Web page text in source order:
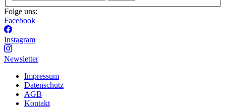
Folge uns:
Facebook
Instagram
Newsletter
Impressum
Datenschutz
AGB
Kontakt